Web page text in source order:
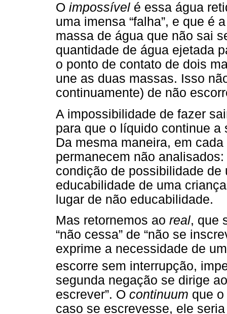
O impossível é essa água
uma imensa “falha”, e que é
massa de água que não sai
quantidade de água ejetada
o ponto de contato de dois
une as duas massas. Isso
continuamente) de não
A impossibilidade de fazer
para que o líquido continue
Da mesma maneira, em
permanecem não
condição de possibilidade de
educabilidade de uma
lugar de não educabilidade.
Mas retornemos ao real, que
“não cessa” de “não se
exprime a necessidade de
escorre sem interrupção,
segunda negação se dirige
escrever”. O continuum que
caso se escrevesse, ele